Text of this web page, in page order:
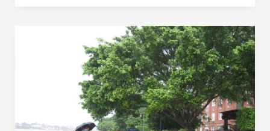
(Queensland,